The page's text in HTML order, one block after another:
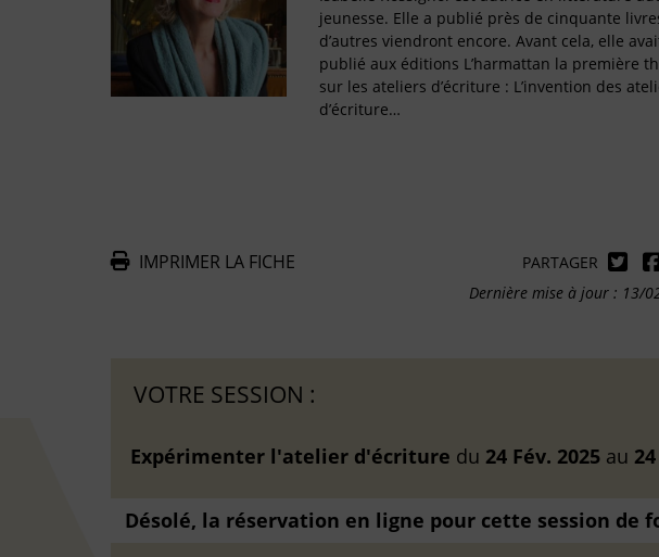
jeunesse. Elle a publié près de cinquante
d’autres viendront encore. Avant cela, elle
publié aux éditions L’harmattan la première
sur les ateliers d’écriture : L’invention des
d’écriture…
IMPRIMER LA FICHE
PARTAGER
Dernière mise à jour : 13/
VOTRE SESSION :
Expérimenter l'atelier d'écriture du 24 Fév. 2025 au
Désolé, la réservation en ligne pour cette session de